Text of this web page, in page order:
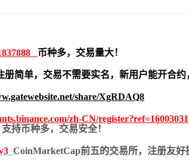
币种多，交易量大！
册简单，交易不需要实名，新用户能开合约
share/XgRDAQ8
zh-CN/register?ref=16003031
持币种多，交易安全！
CoinMarketCap前五的交易所，注册友好